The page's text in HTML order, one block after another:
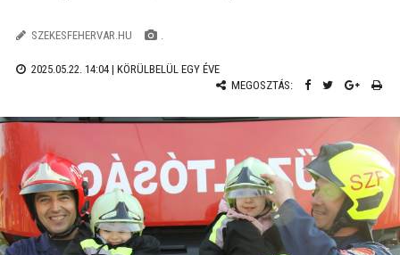
SZEKESFEHERVAR.HU .
2025.05.22. 14:04 | KÖRÜLBELÜL EGY ÉVE
MEGOSZTÁS: